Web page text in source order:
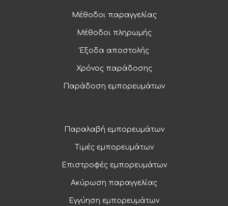
Μέθοδοι παραγγελίας
Μέθοδοι πληρωμής
Έξοδα αποστολής
Χρόνος παράδοσης
Παράδοση εμπορευμάτων
Παραλαβή εμπορευμάτων
Τιμές εμπορευμάτων
Επιστροφές εμπορευμάτων
Ακύρωση παραγγελίας
Εγγύηση εμπορευμάτων